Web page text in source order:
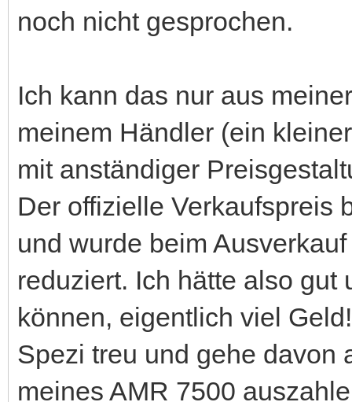
noch nicht gesprochen.
Ich kann das nur aus
meinem Händler (ein
mit anständiger
Der offizielle Verkaufspreis
und wurde beim
reduziert. Ich hätte also
können, eigentlich viel
Spezi treu und gehe davon
meines AMR 7500